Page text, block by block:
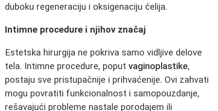
duboku regeneraciju i oksigenaciju ćelija.
Intimne procedure i njihov značaj
Estetska hirurgija ne pokriva samo vidljive delove
tela. Intimne procedure, poput vaginoplastike,
postaju sve pristupačnije i prihvaćenije. Ovi zahvati
mogu povratiti funkcionalnost i samopouzdanje,
rešavajući probleme nastale porodajem ili